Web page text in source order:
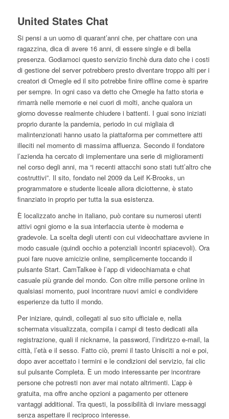
United States Chat
Si pensi a un uomo di quarant’anni che, per chattare con una
ragazzina, dica di avere 16 anni, di essere single e di bella
presenza. Godiamoci questo servizio finchè dura dato che i costi
di gestione del server potrebbero presto diventare troppo alti per i
creatori di Omegle ed il sito potrebbe finire offline come è sparire
per sempre. In ogni caso va detto che Omegle ha fatto storia e
rimarrà nelle memorie e nei cuori di molti, anche qualora un
giorno dovesse realmente chiudere i battenti. I guai sono iniziati
proprio durante la pandemia, periodo in cui migliaia di
malintenzionati hanno usato la piattaforma per commettere atti
illeciti nel momento di massima affluenza. Secondo il fondatore
l’azienda ha cercato di implementare una serie di miglioramenti
nel corso degli anni, ma “i recenti attacchi sono stati tutt’altro che
costruttivi”. Il sito, fondato nel 2009 da Leif K-Brooks, un
programmatore e studente liceale allora diciottenne, è stato
finanziato in proprio per tutta la sua esistenza.
È localizzato anche in italiano, può contare su numerosi utenti
attivi ogni giorno e la sua interfaccia utente è moderna e
gradevole. La scelta degli utenti con cui videochattare avviene in
modo casuale (quindi occhio a potenziali incontri spiacevoli). Ora
puoi fare nuove amicizie online, semplicemente toccando il
pulsante Start. CamTalkee è l’app di videochiamata e chat
casuale più grande del mondo. Con oltre mille persone online in
qualsiasi momento, puoi incontrare nuovi amici e condividere
esperienze da tutto il mondo.
Per iniziare, quindi, collegati al suo sito ufficiale e, nella
schermata visualizzata, compila i campi di testo dedicati alla
registrazione, quali il nickname, la password, l’indirizzo e-mail, la
città, l’età e il sesso. Fatto ciò, premi il tasto Unisciti a noi e poi,
dopo aver accettato i termini e le condizioni del servizio, fai clic
sul pulsante Completa. È un modo interessante per incontrare
persone che potresti non aver mai notato altrimenti. L’app è
gratuita, ma offre anche opzioni a pagamento per ottenere
vantaggi additional. Tra questi, la possibilità di inviare messaggi
senza aspettare il reciproco interesse.